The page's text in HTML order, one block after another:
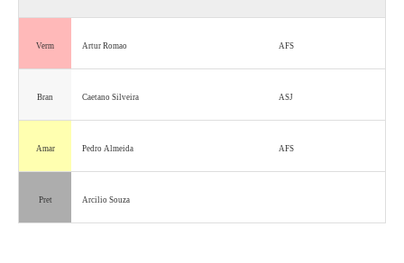
Verm Artur Romao AFS
Bran Caetano Silveira ASJ
Amar Pedro Almeida AFS
Pret Arcilio Souza